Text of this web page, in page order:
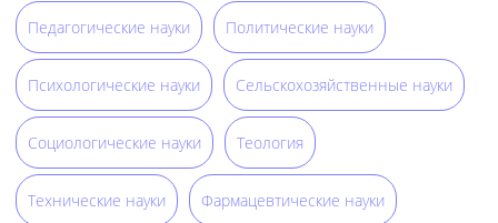
Педагогические науки Политические науки
Психологические науки Сельскохозяйственные науки
Социологические науки Теология
Технические науки Фармацевтические науки